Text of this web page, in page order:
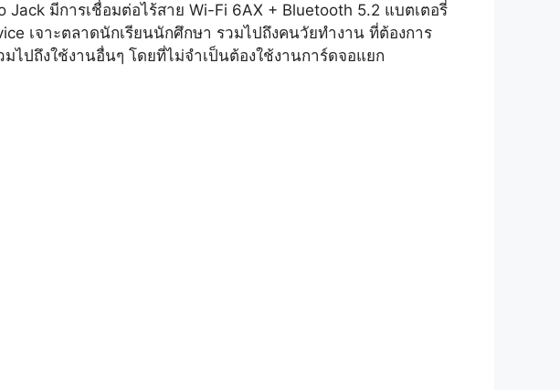
มีการเชื่อมต่อไร้สาย Wi-Fi 6AX + Bluetooth 5.2 แบตเตอรี่
เจาะตลาดนักเรียนนักศึกษา รวมไปถึงคนวัยทำงาน ที่ต้องการ
ปถึงใช้งานอื่นๆ โดยที่ไม่จำเป็นต้องใช้งานการ์ดจอแยก